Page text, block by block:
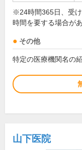
※24時間365日、受
時間を要する場合が
その他
特定の医療機関名の
山下医院